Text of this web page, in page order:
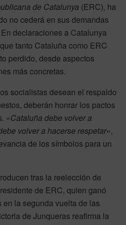
de Catalunya (ERC), ha
no cederá en sus demandas
En declaraciones a Catalunya
tanto Cataluña como ERC
perdido, desde aspectos
más concretas.
socialistas desean el respaldo
deberán honrar los pactos
«Cataluña debe volver a
volver a hacerse respetar«,
de los símbolos para un
tras la reelección de
de ERC, quien ganó
la segunda vuelta de las
de Junqueras reafirma la